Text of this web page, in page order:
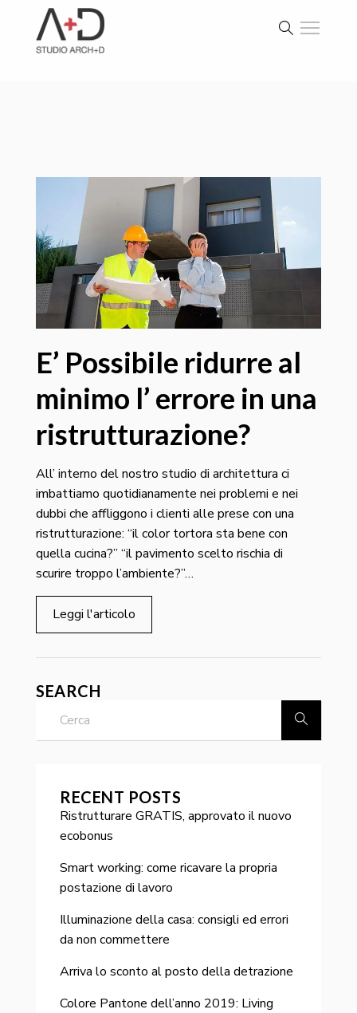
E’ Possibile ridurre al
minimo l’ errore in una
ristrutturazione?
All’ interno del nostro studio di architettura ci
imbattiamo quotidianamente nei problemi e nei
dubbi che affliggono i clienti alle prese con una
ristrutturazione: “il color tortora sta bene con
quella cucina?” “il pavimento scelto rischia di
scurire troppo l’ambiente?”…
Leggi l'articolo
SEARCH
RECENT POSTS
Ristrutturare GRATIS, approvato il nuovo
ecobonus
Smart working: come ricavare la propria
postazione di lavoro
Illuminazione della casa: consigli ed errori
da non commettere
Arriva lo sconto al posto della detrazione
Colore Pantone dell’anno 2019: Living